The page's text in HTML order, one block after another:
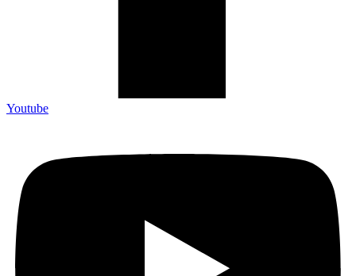
Youtube